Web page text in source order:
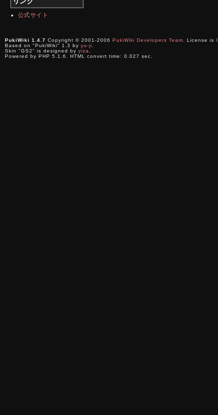
公式サイト
PukiWiki 1.4.7 Copyright © 2001-2006 PukiWiki Developers Team . License is
Based on "PukiWiki" 1.3 by yu-ji
Skin "GS2" is designed by yiza
Powered by PHP 5.1.6. HTML convert time: 0.027 sec.